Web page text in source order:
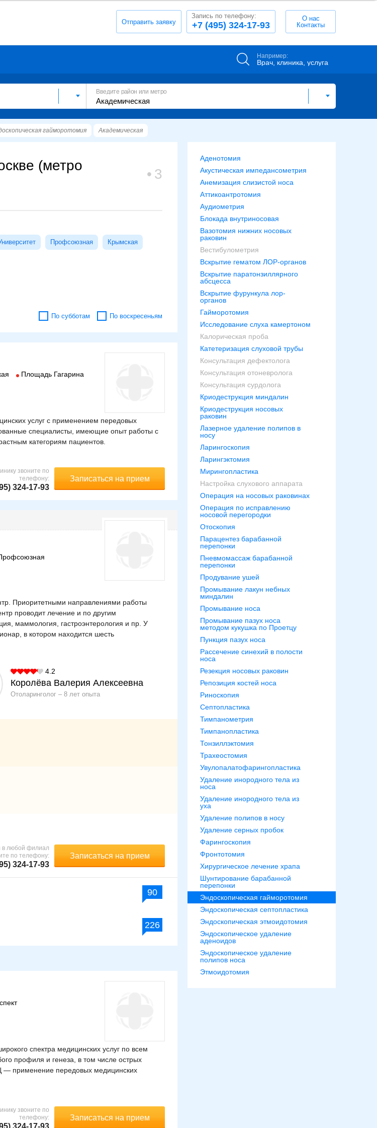
Отправить заявку +7 (495) 324-17-93
Запись по телефону:
О нас
Контакты
Например:
Врач, клиника, услуга
Введите район или метро
гайморотомия Академическая
(метро
3
Профсоюзная Крымская
По субботам По воскресеньям
Площадь Гагарина
услуг с применением передовых
специалисты, имеющие опыт работы с
категориям пациентов.
Записаться на прием
звоните по
телефону:
324-17-93
Приоритетными направлениями работы
проводит лечение и по другим
маммология, гастроэнтерология и пр. У
в котором находится шесть
4.2
Королёва Валерия Алексеевна
Отоларинголог 8 лет опыта
Записаться на прием
в любой филиал
по телефону:
324-17-93
90
226
спектра медицинских услуг по всем
профиля и генеза, в том числе острых
— применение передовых медицинских
Записаться на прием
звоните по
телефону:
Аденотомия
Акустическая импедансометрия
Анемизация слизистой носа
Аттикоантротомия
Аудиометрия
Блокада внутриносовая
Вазотомия нижних носовых
раковин
Вестибулометрия
Вскрытие гематом ЛОР-органов
Вскрытие паратонзиллярного
абсцесса
Вскрытие фурункула лор-
органов
Гайморотомия
Исследование слуха камертоном
Калорическая проба
Катетеризация слуховой трубы
Консультация дефектолога
Консультация отоневролога
Консультация сурдолога
Криодеструкция миндалин
Криодеструкция носовых
раковин
Лазерное удаление полипов в
носу
Ларингоскопия
Ларингэктомия
Мирингопластика
Настройка слухового аппарата
Операция на носовых раковинах
Операция по исправлению
носовой перегородки
Отоскопия
Парацентез барабанной
перепонки
Пневмомассаж барабанной
перепонки
Продувание ушей
Промывание лакун небных
миндалин
Промывание носа
Промывание пазух носа
методом кукушка по Проетцу
Пункция пазух носа
Рассечение синехий в полости
носа
Резекция носовых раковин
Репозиция костей носа
Риноскопия
Септопластика
Тимпанометрия
Тимпанопластика
Тонзиллэктомия
Трахеостомия
Увулопалатофарингопластика
Удаление инородного тела из
носа
Удаление инородного тела из
уха
Удаление полипов в носу
Удаление серных пробок
Фарингоскопия
Фронтотомия
Хирургическое лечение храпа
Шунтирование барабанной
перепонки
Эндоскопическая гайморотомия
Эндоскопическая септопластика
Эндоскопическая этмоидотомия
Эндоскопическое удаление
аденоидов
Эндоскопическое удаление
полипов носа
Этмоидотомия